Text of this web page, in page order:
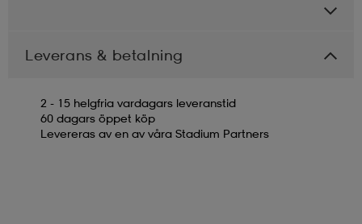
Leverans & betalning
2 - 15 helgfria vardagars leveranstid
60 dagars öppet köp
Levereras av en av våra Stadium Partners